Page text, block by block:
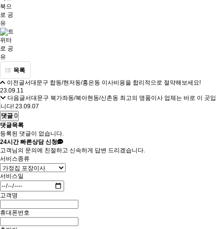
목록
이전글서대문구 합동/현저동/홍은동 이사비용을 합리적으로 절약해보세요!
23.09.11
다음글서대문구 북가좌동/북아현동/신촌동 최고의 명품이사 업체는 바로 이 곳입
니다! 23.09.07
댓글 0
댓글목록
등록된 댓글이 없습니다.
24시간빠른상담 신청
고객님의 문의에 친절하고 신속하게 답변 드리겠습니다.
서비스종류
서비스일
고객명
휴대폰번호